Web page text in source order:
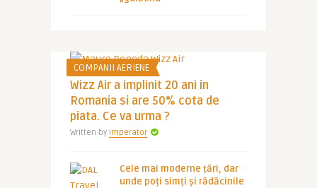
COMPANII AERIENE
Wizz Air a implinit 20 ani in
Romania si are 50% cota de
piata. Ce va urma ?
Written by Imperator
Cele mai moderne țări, dar
unde poți simți și rădăcinile